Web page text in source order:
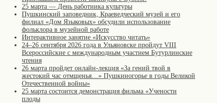
25 марта — День работника культуры
Пушкинский заповедник, Краеведческий музей и его
филиал «Дом Языковых» обсудили использование
фольклора в музейной работе
Интерактивное занятие «Искусство читать»
24–26 сентября 2026 года в Ульяновске пройдут VIII
Всероссийские с международным участием Бутурлинские
чтения
26 марта пройдет онлайн-лекция «За гений твой в
жестокий час отмщенья…» Пушкиногорье в годы Великой
Отечественной войны»
25 марта состоится демонстрация фильма «Учености
плоды